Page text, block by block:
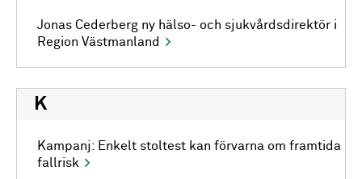
Jonas Cederberg ny hälso- och sjukvårdsdirektör i
Region Västmanland
K
Kampanj: Enkelt stoltest kan förvarna om framtida
fallrisk